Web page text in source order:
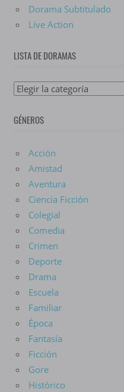
Dorama Subtitulado
Live Action
LISTA DE DORAMAS
Lista
Doramas
GÉNEROS
Acción
Amistad
Aventura
Ciencia Ficción
Colegial
Comedia
Crimen
Deporte
Drama
Escuela
Familiar
Época
Fantasía
Ficción
Gore
Histórico